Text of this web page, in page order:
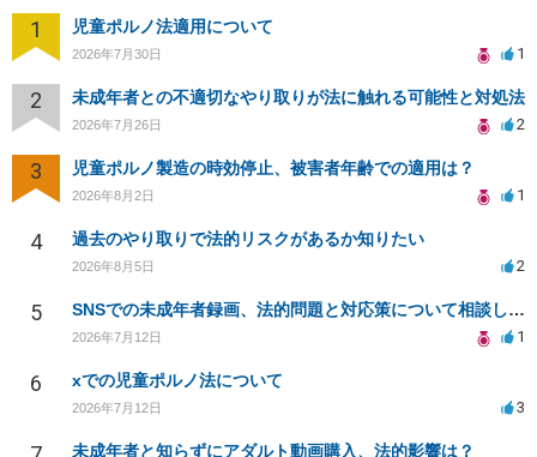
1 児童ポルノ法適用について
2026年7月30日 1
2 未成年者との不適切なやり取りが法に触れる可能性と対処法
2026年7月26日 2
3 児童ポルノ製造の時効停止、被害者年齢での適用は？
2026年8月2日 1
4 過去のやり取りで法的リスクがあるか知りたい
2026年8月5日 2
5 SNSでの未成年者録画、法的問題と対応策について相談したい
2026年7月12日 1
6 xでの児童ポルノ法について
2026年7月12日 3
未成年者と知らずにアダルト動画購入、法的影響は？